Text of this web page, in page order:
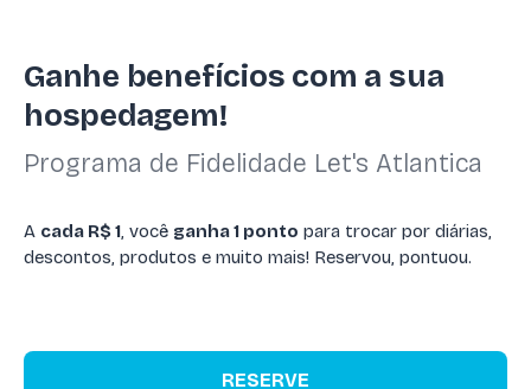
Ganhe benefícios com a sua
hospedagem!
Programa de Fidelidade Let's Atlantica
A cada R$ 1, você ganha 1 ponto para trocar por diárias,
descontos, produtos e muito mais! Reservou, pontuou.
RESERVE